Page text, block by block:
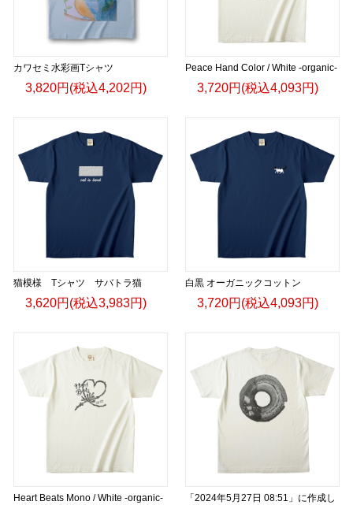
カワセミ水彩画Tシャツ
3,820円(税込4,202円)
Peace Hand Color / White -organic-
3,720円(税込4,093円)
猫模様 Tシャツ サバトラ猫
3,620円(税込3,983円)
白黒 オーガニックコットン
3,720円(税込4,093円)
Heart Beats Mono / White -organic-
「2024年5月27日 08:51」に作成し